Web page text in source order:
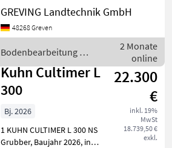
2024, mit 10 Zinken, mit 8
Einebnungsscheiben, mit T-
Liner Walze MAS254800
GREVING Landtechnik GmbH
48268 Greven
Bodenbearbeitung /
Kuhn
2 Monate
online
Kuhn Cultimer L
300
22.300
€
inkl. 19%
MwSt
18.739,50 €
exkl.
Bj. 2026
1 KUHN CULTIMER L 300 NS
Grubber, Baujahr 2026, in